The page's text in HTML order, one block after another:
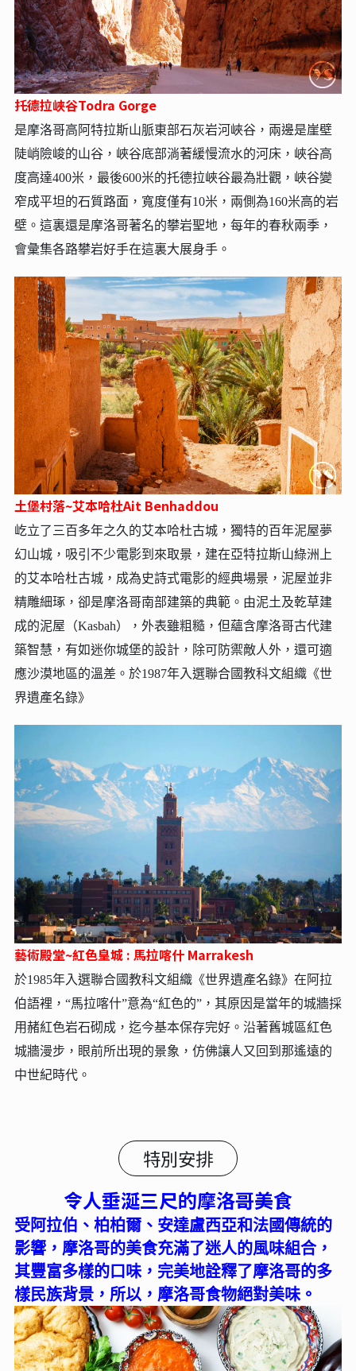
托德拉峽谷Todra Gorge
是摩洛哥高阿特拉斯山脈東部石灰岩河峽谷，兩邊是崖壁
陡峭險峻的山谷，峽谷底部淌著緩慢流水的河床，峽谷高
度高達400米，最後600米的托德拉峽谷最為壯觀，峽谷變
窄成平坦的石質路面，寬度僅有10米，兩側為160米高的岩
壁。這裏還是摩洛哥著名的攀岩聖地，每年的春秋兩季，
會彙集各路攀岩好手在這裏大展身手。
土堡村落~艾本哈杜Ait Benhaddou
屹立了三百多年之久的艾本哈杜古城，獨特的百年泥屋夢
幻山城，吸引不少電影到來取景，建在亞特拉斯山綠洲上
的艾本哈杜古城，成為史詩式電影的經典場景，泥屋並非
精雕細琢，卻是摩洛哥南部建築的典範。由泥土及乾草建
成的泥屋（Kasbah），外表雖粗糙，但蘊含摩洛哥古代建
築智慧，有如迷你城堡的設計，除可防禦敵人外，還可適
應沙漠地區的溫差。於1987年入選聯合國教科文組織《世
界遺產名錄》
藝術殿堂~紅色皇城 : 馬拉喀什 Marrakesh
於1985年入選聯合國教科文組織《世界遺產名錄》在阿拉
伯語裡，“馬拉喀什”意為“紅色的”，其原因是當年的城牆採
用赭紅色岩石砌成，迄今基本保存完好。沿著舊城區紅色
城牆漫步，眼前所出現的景象，仿佛讓人又回到那遙遠的
中世紀時代。
特別安排
令人垂涎三尺的摩洛哥美食
受阿拉伯、柏柏爾、安達盧西亞和法國傳統的
影響，摩洛哥的美食充滿了迷人的風味組合，
其豐富多樣的口味，完美地詮釋了摩洛哥的多
樣民族背景，所以，摩洛哥食物絕對美味。